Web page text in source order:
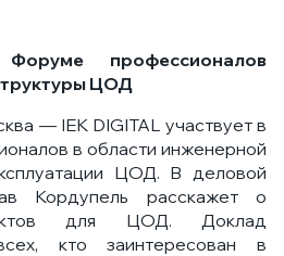
профессионалов
ЦОД
— IEK DIGITAL участвует в
в области инженерной
ЦОД. В деловой
Кордупель расскажет о
для ЦОД. Доклад
кто заинтересован в